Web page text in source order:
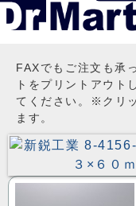
FAXでもご注文も承
トをプリントアウト
てください。※クリ
ます。